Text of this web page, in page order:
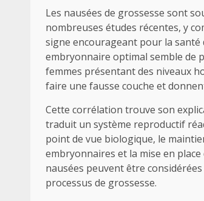
Les nausées de grossesse sont
nombreuses études récentes, y
signe encourageant pour la santé
embryonnaire optimal semble de
femmes présentant des niveaux
faire une fausse couche et
Cette corrélation trouve son
traduit un système reproductif
point de vue biologique, le
embryonnaires et la mise en
nausées peuvent être
processus de grossesse.